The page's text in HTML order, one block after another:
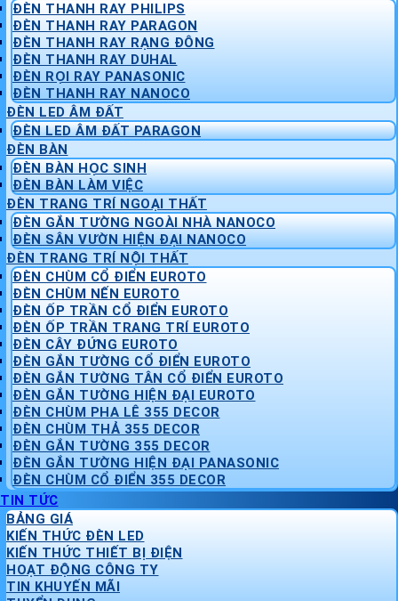
ĐÈN THANH RAY PHILIPS
ĐÈN THANH RAY PARAGON
ĐÈN THANH RAY RẠNG ĐÔNG
ĐÈN THANH RAY DUHAL
ĐÈN RỌI RAY PANASONIC
ĐÈN THANH RAY NANOCO
ĐÈN LED ÂM ĐẤT
ĐÈN LED ÂM ĐẤT PARAGON
ĐÈN BÀN
ĐÈN BÀN HỌC SINH
ĐÈN BÀN LÀM VIỆC
ĐÈN TRANG TRÍ NGOẠI THẤT
ĐÈN GẮN TƯỜNG NGOÀI NHÀ NANOCO
ĐÈN SÂN VƯỜN HIỆN ĐẠI NANOCO
ĐÈN TRANG TRÍ NỘI THẤT
ĐÈN CHÙM CỔ ĐIỂN EUROTO
ĐÈN CHÙM NẾN EUROTO
ĐÈN ỐP TRẦN CỔ ĐIỂN EUROTO
ĐÈN ỐP TRẦN TRANG TRÍ EUROTO
ĐÈN CÂY ĐỨNG EUROTO
ĐÈN GẮN TƯỜNG CỔ ĐIỂN EUROTO
ĐÈN GẮN TƯỜNG TÂN CỔ ĐIỂN EUROTO
ĐÈN GẮN TƯỜNG HIỆN ĐẠI EUROTO
ĐÈN CHÙM PHA LÊ 355 DECOR
ĐÈN CHÙM THẢ 355 DECOR
ĐÈN GẮN TƯỜNG 355 DECOR
ĐÈN GẮN TƯỜNG HIỆN ĐẠI PANASONIC
ĐÈN CHÙM CỔ ĐIỂN 355 DECOR
TIN TỨC
BẢNG GIÁ
KIẾN THỨC ĐÈN LED
KIẾN THỨC THIẾT BỊ ĐIỆN
HOẠT ĐỘNG CÔNG TY
TIN KHUYẾN MÃI